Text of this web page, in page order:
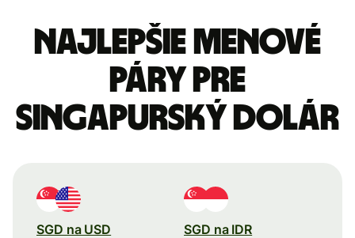
Najlepšie menové
páry pre
Singapurský dolár
SGD na USD SGD na IDR